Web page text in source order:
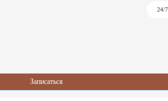
24/7
Записаться